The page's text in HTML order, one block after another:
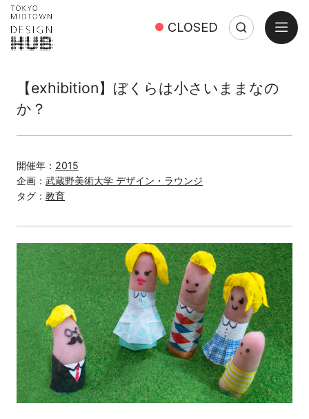
CLOSED SearchSearch:
Close
open
【exhibition】ぼくらは小さいままなの
か？
開催年： 2015
企画： 武蔵野美術大学 デザイン・ラウンジ
タグ： 教育